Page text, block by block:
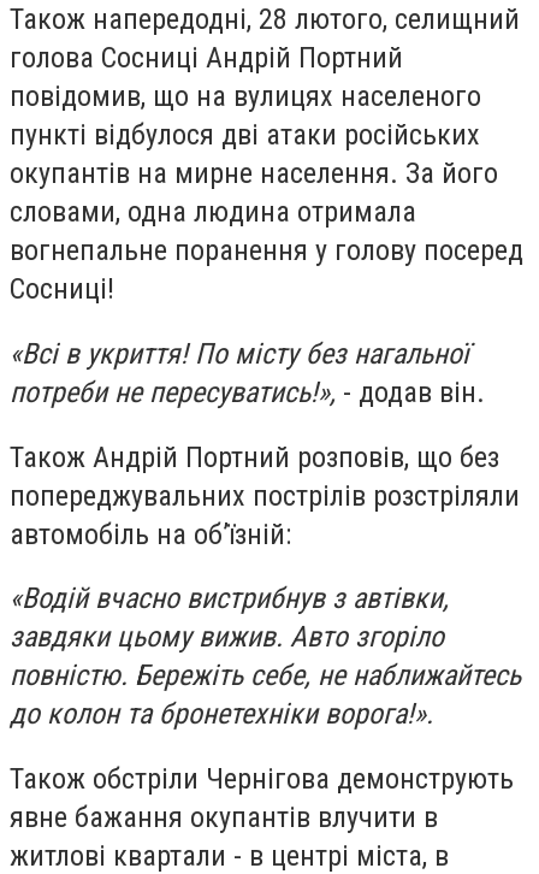
Також напередодні, 28 лютого, селищний
голова Сосниці Андрій Портний
повідомив, що на вулицях населеного
пункті відбулося дві атаки російських
окупантів на мирне населення. За його
словами, одна людина отримала
вогнепальне поранення у голову посеред
Сосниці!
«Всі в укриття! По місту без нагальної
потреби не пересуватись!», - додав він.
Також Андрій Портний розповів, що без
попереджувальних пострілів розстріляли
автомобіль на об’їзній:
«Водій вчасно вистрибнув з автівки,
завдяки цьому вижив. Авто згоріло
повністю. Бережіть себе, не наближайтесь
до колон та бронетехніки ворога!».
Також обстріли Чернігова демонструють
явне бажання окупантів влучити в
житлові квартали - в центрі міста, в